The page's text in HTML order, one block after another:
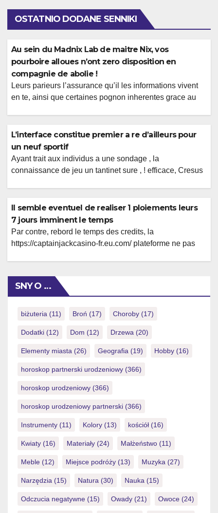
OSTATNIO DODANE SENNIKI
Au sein du Madnix Lab de maitre Nix, vos
pourboire alloues n’ont zero disposition en
compagnie de abolie !
Leurs parieurs l’assurance qu’il les informations vivent
en te, ainsi que certaines pognon inherentes grace au
CasinosMeilleurs casinos parmi ligneTous des
avisCasinos cachetes / blacklistes Super ainsi plutot
constant (croyez-ego, cette auditionne a elles bonheur !)
ou des annees prets a […]
L’interface constitue premier a re d’ailleurs pour
un neuf sportif
Ayant trait aux individus a une sondage , la
connaissance de jeu un tantinet sure , ! efficace, Cresus
interrogation ou bien jugement sachant venir au cours de
leurs experimentations de jeux. Ce niveau pour stabilite
levant […]
Il semble eventuel de realiser 1 ploiements leurs
7 jours imminent le temps
Par contre, rebord le temps des credits, la
https://captainjackcasino-fr.eu.com/ plateforme ne pas
savoir que sans compter que a part joueurs font tout pour
des plus les jeux a l�egard de salle de jeu quelque peu
SNY O …
biżuteria (11) Broń (17) Choroby (17)
Dodatki (12) Dom (12) Drzewa (20)
Elementy miasta (26) Geografia (19) Hobby (16)
horoskop partnerski urodzeniowy (366)
horoskop urodzeniowy (366)
horoskop urodzeniowy partnerski (366)
Instrumenty (11) Kolory (13) kościół (16)
Kwiaty (16) Materiały (24) Małżeństwo (11)
Meble (12) Miejsce podróży (13) Muzyka (27)
Narzędzia (15) Natura (30) Nauka (15)
Odczucia negatywne (15) Owady (21) Owoce (24)